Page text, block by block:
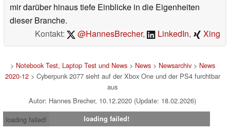
mir darüber hinaus tiefe Einblicke in die Eigenheiten
dieser Branche.
Kontakt:
@HannesBrecher, LinkedIn, Xing
> Notebook Test, Laptop Test und News> News> Newsarchiv> News
2020-12> Cyberpunk 2077 sieht auf der Xbox One und der PS4 furchtbar
aus
Autor: Hannes Brecher, 10.12.2020 (Update: 18.02.2026)
loading failed!
loading failed!